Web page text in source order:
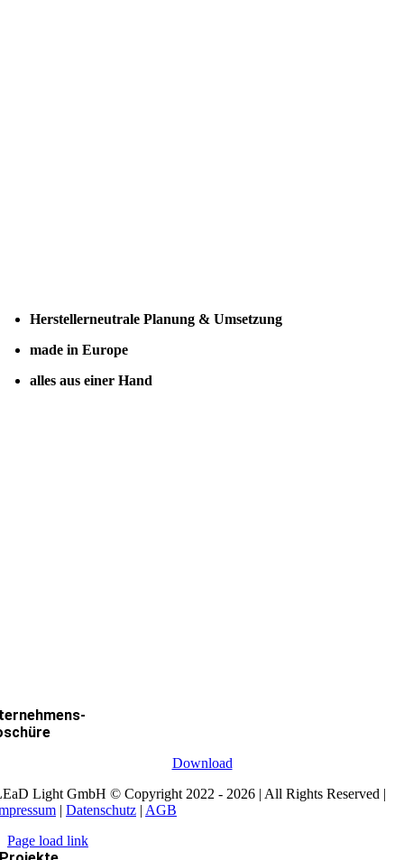
Herstellerneutrale Planung & Umsetzung
made in Europe
alles aus einer Hand
Download
Light GmbH © Copyright 2022 - 2026 | All Rights Reserved |
| Datenschutz | AGB
Page load link